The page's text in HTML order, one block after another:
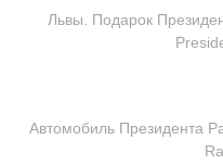
Львы. Подарок
Автомобиль Президента